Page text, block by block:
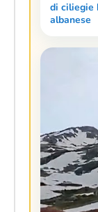
nuovo
Pogradec